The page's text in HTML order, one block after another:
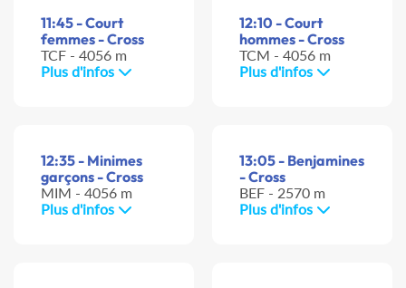
11:45 - Court
femmes - Cross
TCF - 4056 m
Plus d'infos
12:10 - Court
hommes - Cross
TCM - 4056 m
Plus d'infos
12:35 - Minimes
garçons - Cross
MIM - 4056 m
Plus d'infos
13:05 - Benjamines
- Cross
BEF - 2570 m
Plus d'infos